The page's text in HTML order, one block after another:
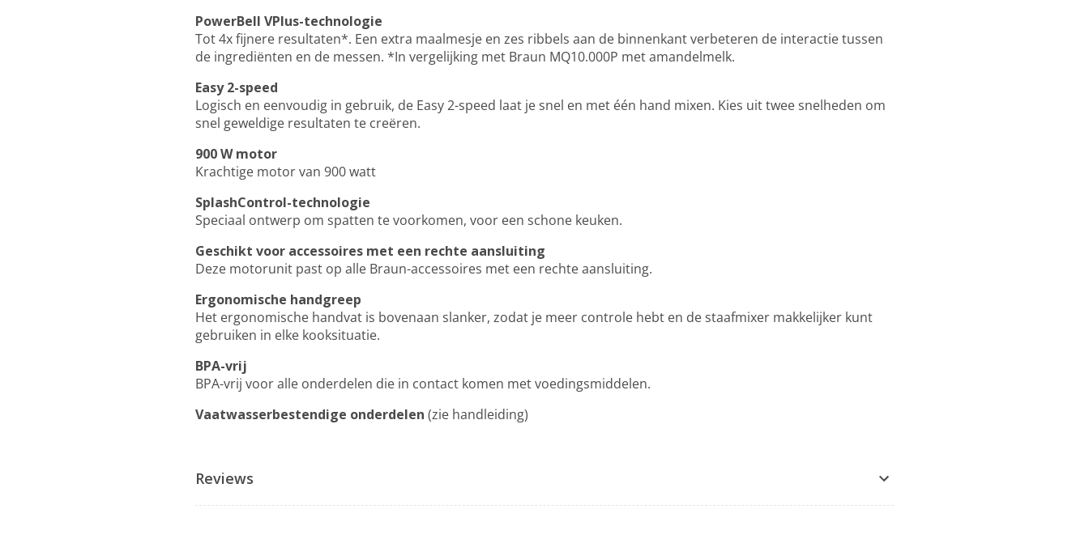
PowerBell VPlus-technologie
Tot 4x fijnere resultaten*. Een extra maalmesje en zes ribbels aan de binnenkant verbeteren de interactie tussen
de ingrediënten en de messen. *In vergelijking met Braun MQ10.000P met amandelmelk.
Easy 2-speed
Logisch en eenvoudig in gebruik, de Easy 2-speed laat je snel en met één hand mixen. Kies uit twee snelheden om
snel geweldige resultaten te creëren.
900 W motor
Krachtige motor van 900 watt
SplashControl-technologie
Speciaal ontwerp om spatten te voorkomen, voor een schone keuken.
Geschikt voor accessoires met een rechte aansluiting
Deze motorunit past op alle Braun-accessoires met een rechte aansluiting.
Ergonomische handgreep
Het ergonomische handvat is bovenaan slanker, zodat je meer controle hebt en de staafmixer makkelijker kunt
gebruiken in elke kooksituatie.
BPA-vrij
BPA-vrij voor alle onderdelen die in contact komen met voedingsmiddelen.
Vaatwasserbestendige onderdelen (zie handleiding)
Reviews